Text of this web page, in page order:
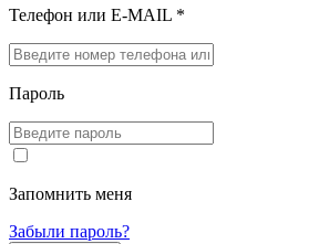
Телефон или E-MAIL *
Пароль
Запомнить меня
Забыли пароль?